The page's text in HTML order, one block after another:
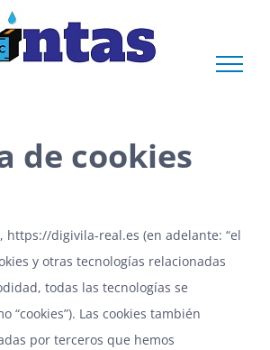
de cookies
https://digivila-real.es (en adelante: “el
y otras tecnologías relacionadas
todas las tecnologías se
“cookies”). Las cookies también
por terceros que hemos